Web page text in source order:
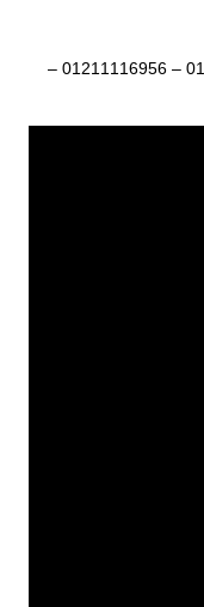
شركة ماكينات التعبئة والتغليف 01211116954 – 01211116956 –